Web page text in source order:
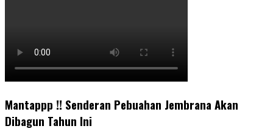
Mantappp !! Senderan Pebuahan Jembrana Akan
Dibagun Tahun Ini